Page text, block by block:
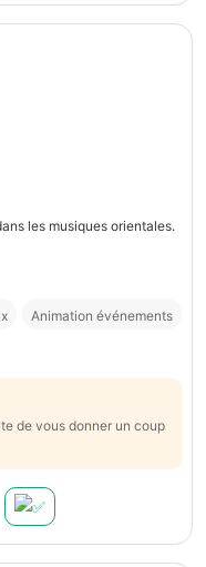
les musiques orientales.
Animation événements
de vous donner un coup